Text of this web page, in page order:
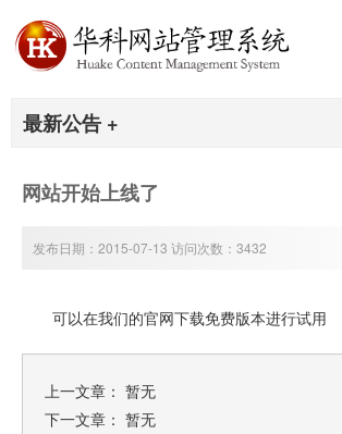
最新公告 +
网站开始上线了
发布日期：2015-07-13 访问次数：3432
可以在我们的官网下载免费版本进行试用
上一文章： 暂无
下一文章： 暂无